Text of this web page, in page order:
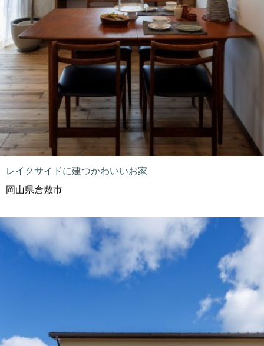
レイクサイドに建つかわいいお家
岡山県倉敷市